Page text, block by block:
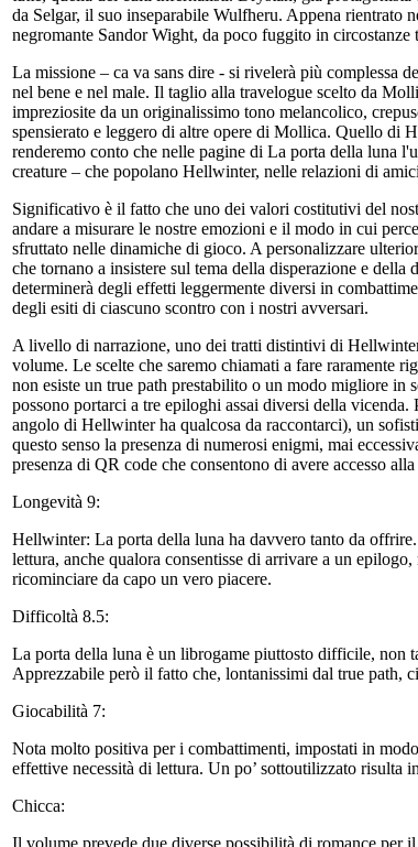
da Selgar, il suo inseparabile Wulfheru. Appena rientrato
negromante Sandor Wight, da poco fuggito in
La missione – ca va sans dire - si rivelerà più complessa
nel bene e nel male. Il taglio alla travelogue scelto da
impreziosite da un originalissimo tono melancolico,
spensierato e leggero di altre opere di Mollica. Quello di
renderemo conto che nelle pagine di La porta della luna
creature – che popolano Hellwinter, nelle relazioni di
Significativo è il fatto che uno dei valori costitutivi del
andare a misurare le nostre emozioni e il modo in cui
sfruttato nelle dinamiche di gioco. A personalizzare
che tornano a insistere sul tema della disperazione e
determinerà degli effetti leggermente diversi in
degli esiti di ciascuno scontro con i nostri avversari.
A livello di narrazione, uno dei tratti distintivi di
volume. Le scelte che saremo chiamati a fare raramente
non esiste un true path prestabilito o un modo migliore in
possono portarci a tre epiloghi assai diversi della
angolo di Hellwinter ha qualcosa da raccontarci), un
questo senso la presenza di numerosi enigmi, mai
presenza di QR code che consentono di avere accesso
Longevità 9:
Hellwinter: La porta della luna ha davvero tanto da
lettura, anche qualora consentisse di arrivare a un
ricominciare da capo un vero piacere.
Difficoltà 8.5:
La porta della luna è un librogame piuttosto difficile, non
Apprezzabile però il fatto che, lontanissimi dal true path,
Giocabilità 7:
Nota molto positiva per i combattimenti, impostati in
effettive necessità di lettura. Un po’ sottoutilizzato risulta
Chicca:
Il volume prevede due diverse possibilità di romance per